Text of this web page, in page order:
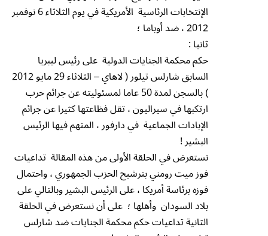
الإنتخابات الرئاسية الأمريكية في يوم الثلاثاء 6 نوفمبر
2012 ، ضد أوباما ؛
ثانيا :
حكم محكمة الجنايات الدولية على رئيس ليبريا
السابق شارلس تيلور ( لاهاي – الثلاثاء 29 مايو 2012
) بالسجن لمدة 50 عاما لمسئوليته عن جرائم حرب
ارتكبها في سيراليون ، تقل فظاعتها كثيرا عن جرائم
الإبادات الجماعية في دارفور ، المتهم فيها الرئيس
البشير !
نستعرض في الحلقة الأولى من هذه المقالة تداعيات
فوز ميت رومني بترشيح الحزب الجمهوري ، واحتمال
فوزه برئاسة أمريكا ، على الرئيس البشير وبالتالي على
بلاد السودان وأهلها ؛ على أن نستعرض في الحلقة
الثانية تداعيات حكم محكمة الجنايات ضد شارلس